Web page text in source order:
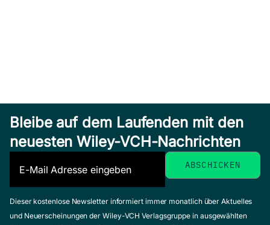
Bleibe auf dem Laufenden mit den
neuesten Wiley-VCH-Nachrichten
Dieser kostenlose Newsletter informiert immer monatlich über Aktuelles
und Neuerscheinungen der Wiley-VCH Verlagsgruppe in ausgewählten